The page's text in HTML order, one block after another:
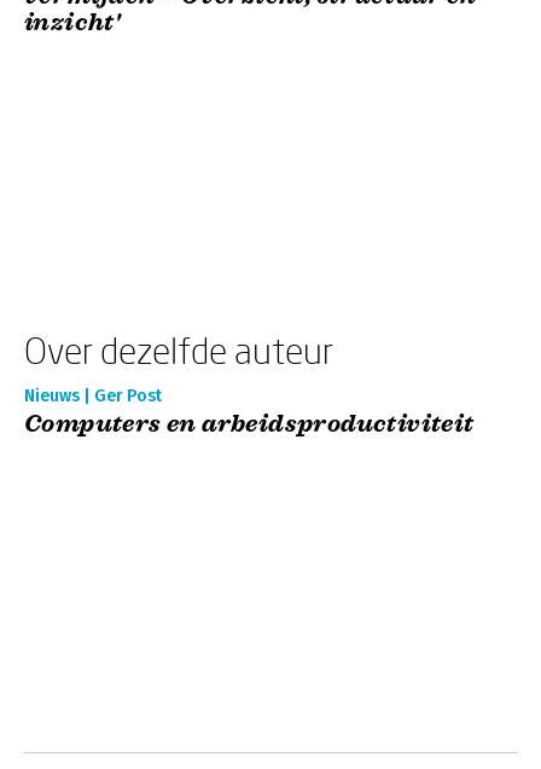
inzicht'
Over dezelfde auteur
Nieuws | Ger Post
Computers en arbeidsproductiviteit